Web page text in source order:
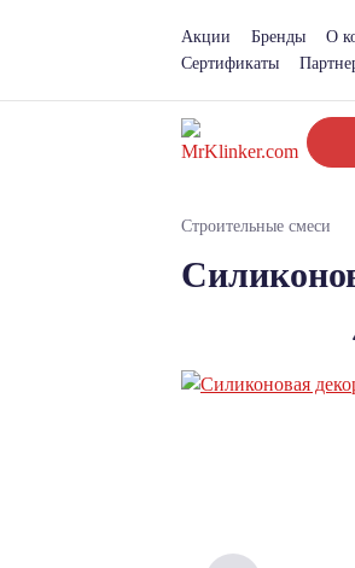
Акции Бренды О
Сертификаты
Строительные смеси